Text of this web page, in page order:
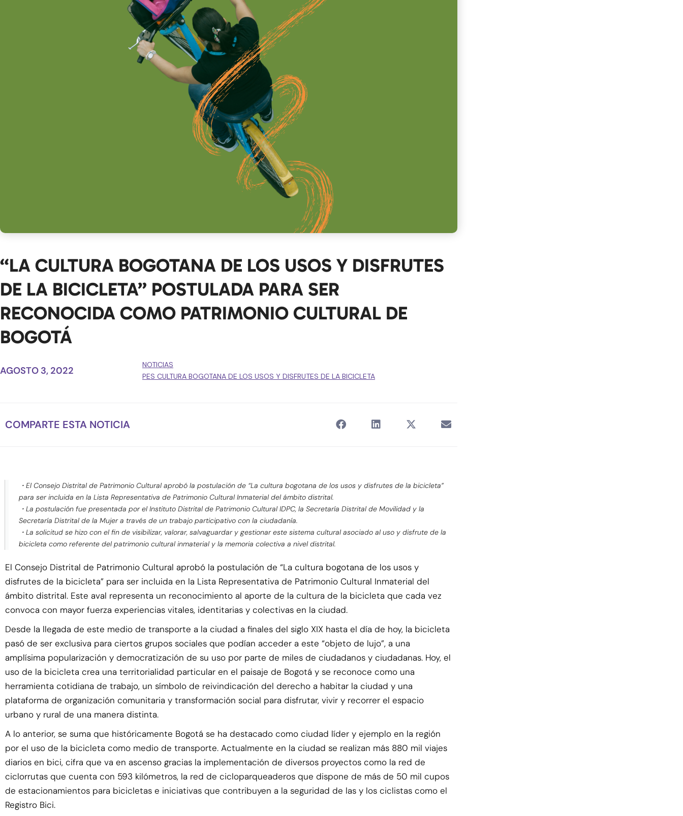
“LA CULTURA BOGOTANA DE LOS USOS Y DISFRUTES
DE LA BICICLETA” POSTULADA PARA SER
RECONOCIDA COMO PATRIMONIO CULTURAL DE
BOGOTÁ
AGOSTO 3, 2022
NOTICIAS
PES CULTURA BOGOTANA DE LOS USOS Y DISFRUTES DE LA BICICLETA
COMPARTE ESTA NOTICIA
・El Consejo Distrital de Patrimonio Cultural aprobó la postulación de “La cultura bogotana de los usos y disfrutes de la bicicleta”
para ser incluida en la Lista Representativa de Patrimonio Cultural Inmaterial del ámbito distrital.
・La postulación fue presentada por el Instituto Distrital de Patrimonio Cultural IDPC, la Secretaría Distrital de Movilidad y la
Secretaría Distrital de la Mujer a través de un trabajo participativo con la ciudadanía.
・La solicitud se hizo con el fin de visibilizar, valorar, salvaguardar y gestionar este sistema cultural asociado al uso y disfrute de la
bicicleta como referente del patrimonio cultural inmaterial y la memoria colectiva a nivel distrital.
El Consejo Distrital de Patrimonio Cultural aprobó la postulación de “La cultura bogotana de los usos y
disfrutes de la bicicleta” para ser incluida en la Lista Representativa de Patrimonio Cultural Inmaterial del
ámbito distrital. Este aval representa un reconocimiento al aporte de la cultura de la bicicleta que cada vez
convoca con mayor fuerza experiencias vitales, identitarias y colectivas en la ciudad.
Desde la llegada de este medio de transporte a la ciudad a finales del siglo XIX hasta el día de hoy, la bicicleta
pasó de ser exclusiva para ciertos grupos sociales que podían acceder a este “objeto de lujo”, a una
amplísima popularización y democratización de su uso por parte de miles de ciudadanos y ciudadanas. Hoy, el
uso de la bicicleta crea una territorialidad particular en el paisaje de Bogotá y se reconoce como una
herramienta cotidiana de trabajo, un símbolo de reivindicación del derecho a habitar la ciudad y una
plataforma de organización comunitaria y transformación social para disfrutar, vivir y recorrer el espacio
urbano y rural de una manera distinta.
A lo anterior, se suma que históricamente Bogotá se ha destacado como ciudad líder y ejemplo en la región
por el uso de la bicicleta como medio de transporte. Actualmente en la ciudad se realizan más 880 mil viajes
diarios en bici, cifra que va en ascenso gracias la implementación de diversos proyectos como la red de
ciclorrutas que cuenta con 593 kilómetros, la red de cicloparqueaderos que dispone de más de 50 mil cupos
de estacionamientos para bicicletas e iniciativas que contribuyen a la seguridad de las y los ciclistas como el
Registro Bici.